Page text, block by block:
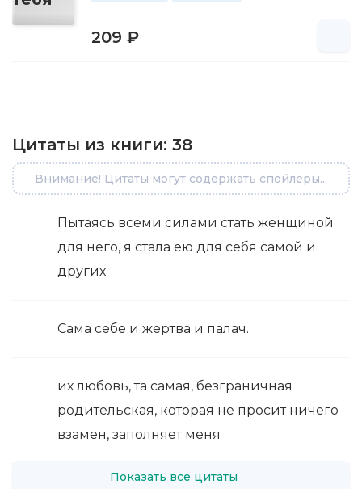
209 ₽
Цитаты из книги: 38
Внимание! Цитаты могут содержать спойлеры...
Пытаясь всеми силами стать женщиной
для него, я стала ею для себя самой и
других
Сама себе и жертва и палач.
их любовь, та самая, безграничная
родительская, которая не просит ничего
взамен, заполняет меня
Показать все цитаты